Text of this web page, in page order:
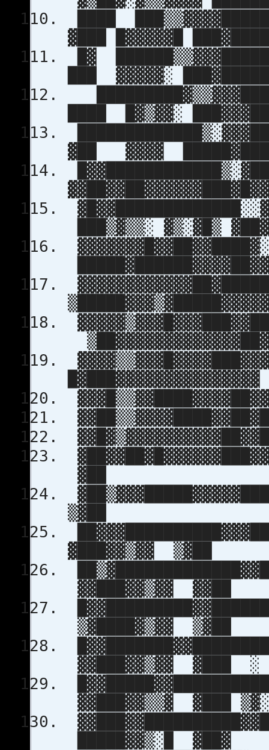
████
▓███ █▓▓▓▓▓█
█▓
███ ▓▓▓▓▓░
████ █▓▒▓▓░
▓██ ▓▓▓▓
███▒▓▒▒░ ▓▒░▓█▒
▒██▓▓▓▓▓▓▓▓▓▓▓▓▓██▓
█▓███▓▓▓▓▓▓▓▓▓▓▓▓▓▓▓
▓██
▒▓██
▓▓███▓▓▒▓▓ ▓███
▓▓███▓▓▒▒▓